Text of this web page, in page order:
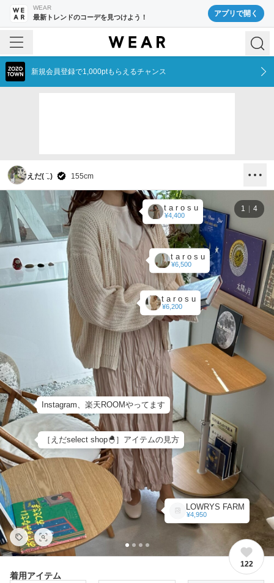
WEAR
最新トレンドのコーデを見つけよう！ アプリで開く
新規会員登録で1,000ptもらえるチャンス
えだ( ¨̮ ) 155cm
t a r o s u
¥6,200
t a r o s u
¥6,500
LOWRYS FARM
¥4,950
t a r o s u
¥4,400
Instagram、楽天ROOMやってます
［えだselect shop🐣］アイテムの見方
1 4
122
着用アイテム